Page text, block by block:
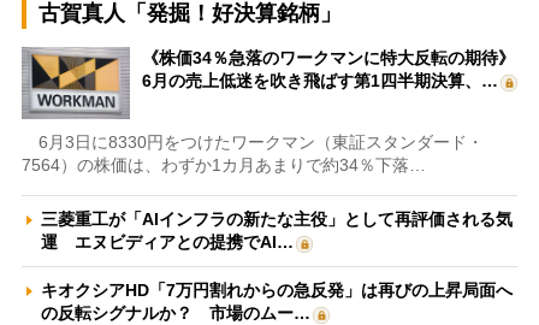
古賀真人「発掘！好決算銘柄」
《株価34％急落のワークマンに特大反転の期待》
6月の売上低迷を吹き飛ばす第1四半期決算、…
6月3日に8330円をつけたワークマン（東証スタンダード・
7564）の株価は、わずか1カ月あまりで約34％下落…
三菱重工が「AIインフラの新たな主役」として再評価される気
運 エヌビディアとの提携でAI…
キオクシアHD「7万円割れからの急反発」は再びの上昇局面へ
の反転シグナルか？ 市場のムー…